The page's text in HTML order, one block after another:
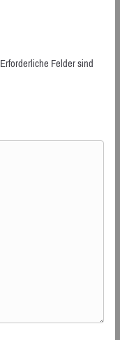
Erforderliche Felder sind